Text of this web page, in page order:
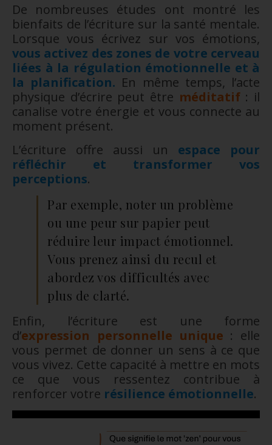
De nombreuses études ont montré les
bienfaits de l’écriture sur la santé mentale.
Lorsque vous écrivez sur vos émotions,
vous activez des zones de votre cerveau
liées à la régulation émotionnelle et à
la planification. En même temps, l’acte
physique d’écrire peut être méditatif : il
canalise votre énergie et vous connecte au
moment présent.
L’écriture offre aussi un espace pour
réfléchir et transformer vos
perceptions.
Par exemple, noter un problème
ou une peur sur papier peut
réduire leur impact émotionnel.
Vous prenez ainsi du recul et
abordez vos difficultés avec
plus de clarté.
Enfin, l’écriture est une forme
d’expression personnelle unique : elle
vous permet de donner un sens à ce que
vous vivez. Cette capacité à mettre en mots
ce que vous ressentez contribue à
renforcer votre résilience émotionnelle.